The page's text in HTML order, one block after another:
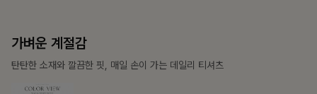
가장 쉬운 코디
특별한 날부터 일상까지 함께하는 룩